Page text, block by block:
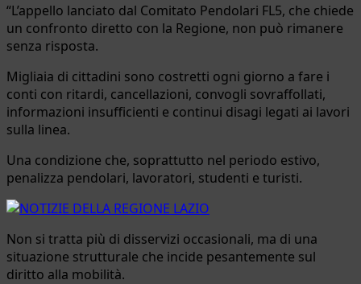
“L’appello lanciato dal Comitato Pendolari FL5, che chiede
un confronto diretto con la Regione, non può rimanere
senza risposta.
Migliaia di cittadini sono costretti ogni giorno a fare i
conti con ritardi, cancellazioni, convogli sovraffollati,
informazioni insufficienti e continui disagi legati ai lavori
sulla linea.
Una condizione che, soprattutto nel periodo estivo,
penalizza pendolari, lavoratori, studenti e turisti.
Non si tratta più di disservizi occasionali, ma di una
situazione strutturale che incide pesantemente sul
diritto alla mobilità.